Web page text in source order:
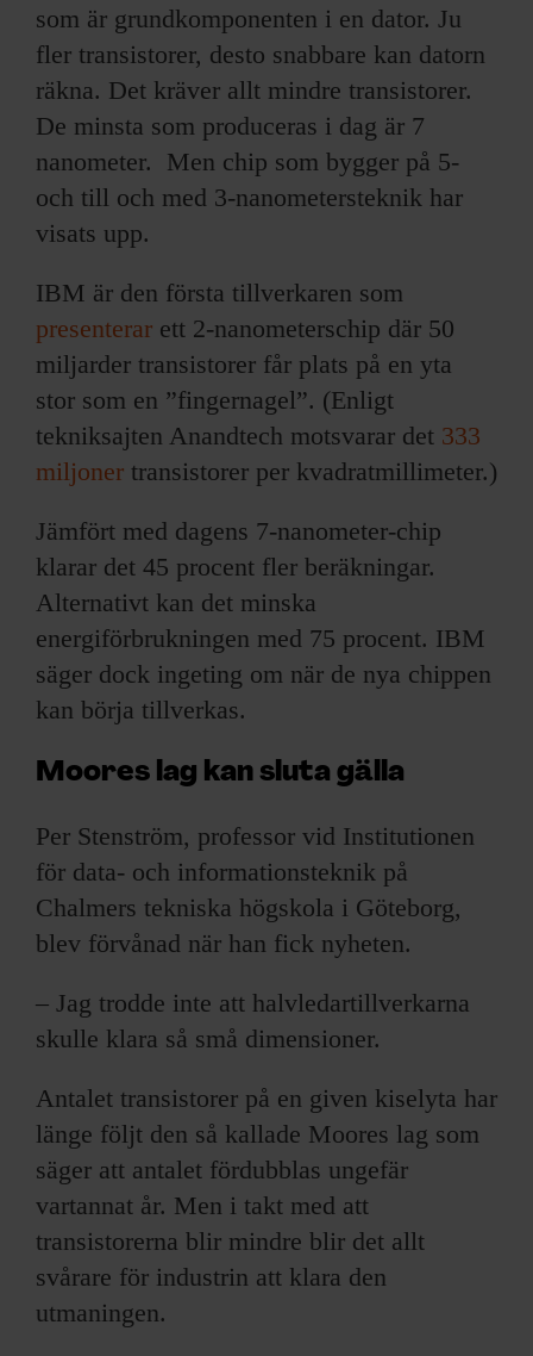
som är grundkomponenten i en dator. Ju
fler transistorer, desto snabbare kan datorn
räkna. Det kräver allt mindre transistorer.
De minsta som produceras i dag är 7
nanometer. Men chip som bygger på 5-
och till och med 3-nanometersteknik har
visats upp.
IBM är den första tillverkaren som
presenterar ett 2-nanometerschip där 50
miljarder transistorer får plats på en yta
stor som en ”fingernagel”. (Enligt
tekniksajten Anandtech motsvarar det 333
miljoner transistorer per kvadratmillimeter.)
Jämfört med dagens 7-nanometer-chip
klarar det 45 procent fler beräkningar.
Alternativt kan det minska
energiförbrukningen med 75 procent. IBM
säger dock ingeting om när de nya chippen
kan börja tillverkas.
Moores lag kan sluta gälla
Per Stenström, professor vid Institutionen
för data- och informationsteknik på
Chalmers tekniska högskola i Göteborg,
blev förvånad när han fick nyheten.
– Jag trodde inte att halvledartillverkarna
skulle klara så små dimensioner.
Antalet transistorer på en given kiselyta har
länge följt den så kallade Moores lag som
säger att antalet fördubblas ungefär
vartannat år. Men i takt med att
transistorerna blir mindre blir det allt
svårare för industrin att klara den
utmaningen.